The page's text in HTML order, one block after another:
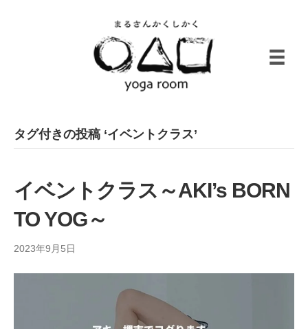
タグ付きの投稿 ‘イベントクラス’
イベントクラス～AKI’s BORN
TO YOG～
2023年9月5日